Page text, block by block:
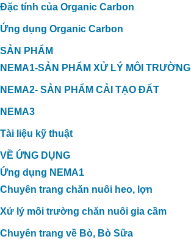
Đặc tính của Organic Carbon
Ứng dụng Organic Carbon
SẢN PHẨM
NEMA1-SẢN PHẨM XỬ LÝ MÔI TRƯỜNG
NEMA2- SẢN PHẨM CẢI TẠO ĐẤT
NEMA3
Tài liệu kỹ thuật
VỀ ỨNG DỤNG
Ứng dụng NEMA1
Chuyên trang chăn nuôi heo, lợn
Xử lý môi trường chăn nuôi gia cầm
Chuyên trang về Bò, Bò Sữa